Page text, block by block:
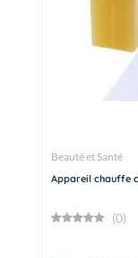
Beauté et Santé
Appareil chauffe
(0)